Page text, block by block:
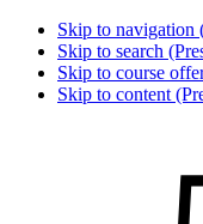
Skip to navigation
Skip to search
Skip to course
Skip to content